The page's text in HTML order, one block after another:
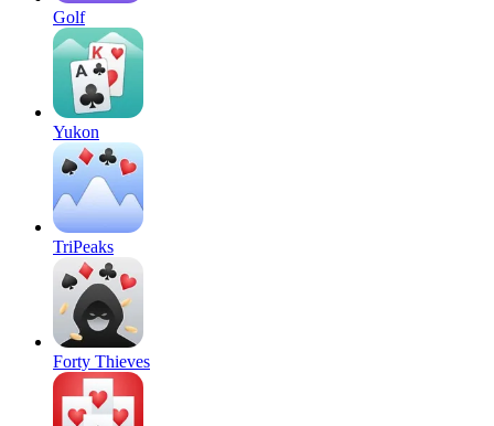
Golf
Yukon
TriPeaks
Forty Thieves